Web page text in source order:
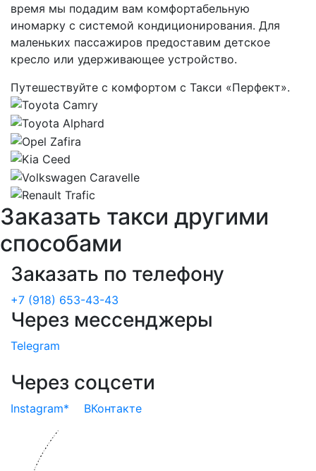
время мы подадим вам комфортабельную
иномарку с системой кондиционирования. Для
маленьких пассажиров предоставим детское
кресло или удерживающее устройство.
Путешествуйте с комфортом с Такси «Перфект».
Заказать такси другими
способами
Заказать по телефону
+7 (918) 653-43-43
Через мессенджеры
Telegram
Через соцсети
Instagram* ВКонтакте